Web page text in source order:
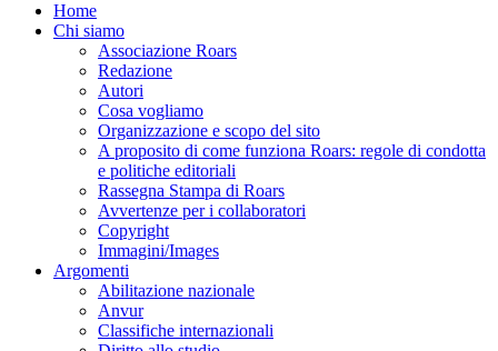
Home
Chi siamo
Associazione Roars
Redazione
Autori
Cosa vogliamo
Organizzazione e scopo del sito
A proposito di come funziona Roars: regole di condotta
e politiche editoriali
Rassegna Stampa di Roars
Avvertenze per i collaboratori
Copyright
Immagini/Images
Argomenti
Abilitazione nazionale
Anvur
Classifiche internazionali